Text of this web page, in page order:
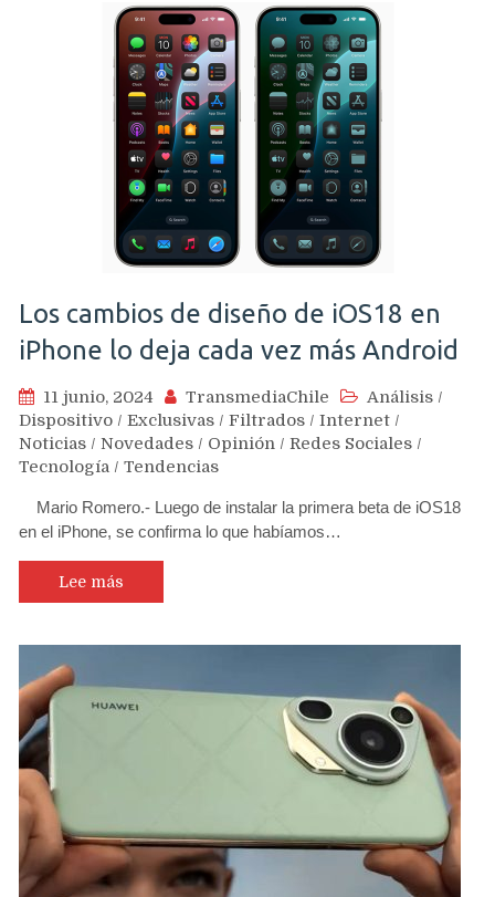
Los cambios de diseño de iOS18 en
iPhone lo deja cada vez más Android
11 junio, 2024 TransmediaChile Análisis /
Dispositivo / Exclusivas / Filtrados / Internet /
Noticias / Novedades / Opinión / Redes Sociales /
Tecnología / Tendencias
Mario Romero.- Luego de instalar la primera beta de iOS18
en el iPhone, se confirma lo que habíamos…
Lee más